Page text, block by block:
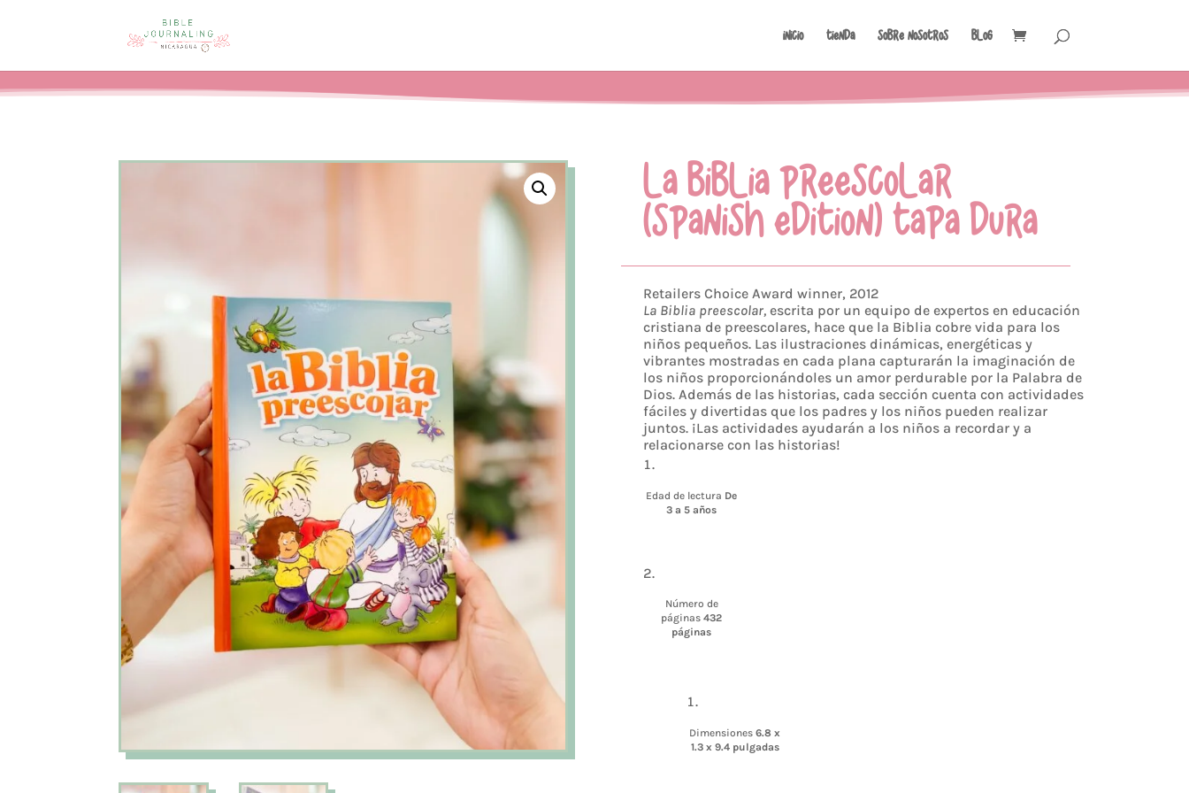
Inicio Tienda Sobre Nosotros Blog
LA BIBLIA PREESCOLAR
(SPANISH EDITION) TAPA DURA
Retailers Choice Award winner, 2012
La Biblia preescolar, escrita por un equipo de expertos en educación
cristiana de preescolares, hace que la Biblia cobre vida para los
niños pequeños. Las ilustraciones dinámicas, energéticas y
vibrantes mostradas en cada plana capturarán la imaginación de
los niños proporcionándoles un amor perdurable por la Palabra de
Dios. Además de las historias, cada sección cuenta con actividades
fáciles y divertidas que los padres y los niños pueden realizar
juntos. ¡Las actividades ayudarán a los niños a recordar y a
relacionarse con las historias!
Edad de lectura De
3 a 5 años
Número de
páginas 432
páginas
Dimensiones 6.8 x
1.3 x 9.4 pulgadas